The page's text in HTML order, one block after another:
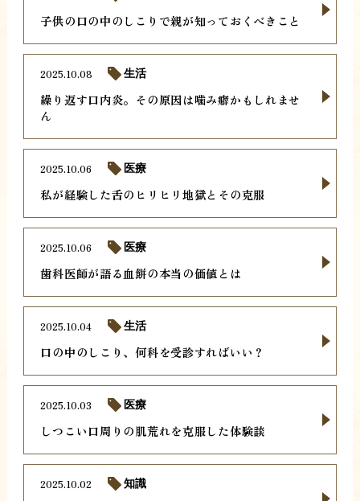
子供の口の中のしこりで親が知っておくべきこと
繰り返す口内炎。その原因は噛み癖かもしれませ
ん
2025.10.08 生活
私が経験した舌のヒリヒリ地獄とその克服
2025.10.06 医療
歯科医師が語る血餅の本当の価値とは
2025.10.06 医療
口の中のしこり、何科を受診すればいい？
2025.10.04 生活
しつこい口周りの肌荒れを克服した体験談
2025.10.03 医療
2025.10.02 知識